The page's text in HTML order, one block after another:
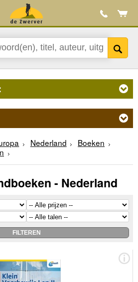
Nederland
Boeken
- Nederland